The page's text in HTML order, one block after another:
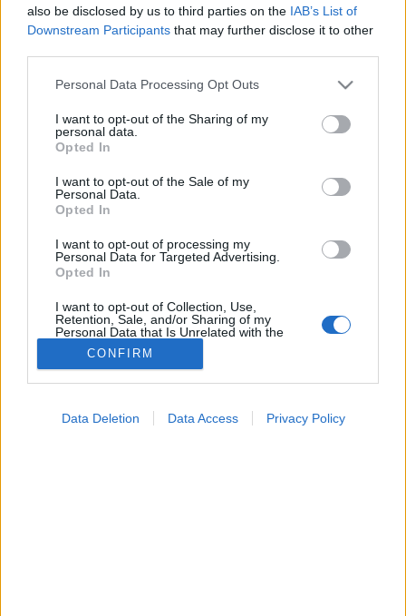
also be disclosed by us to third parties on the IAB’s List of
Downstream Participants that may further disclose it to other
Please note that this website/app uses one or more Google
not limited to your visit or usage behaviour. You may click to
grant or deny consent to Google and its third-party tags to
use your data for below specified purposes in below Google
consent section.
Personal Data Processing Opt Outs
I want to opt-out of the Sharing of my
personal data.
Opted In
I want to opt-out of the Sale of my
Personal Data.
Opted In
I want to opt-out of processing my
Personal Data for Targeted Advertising.
Opted In
I want to opt-out of Collection, Use,
Retention, Sale, and/or Sharing of my
Personal Data that Is Unrelated with the
Purposes for which it was collected.
Opted Out
CONFIRM
Data Deletion Data Access Privacy Policy
Asztma
Asztma